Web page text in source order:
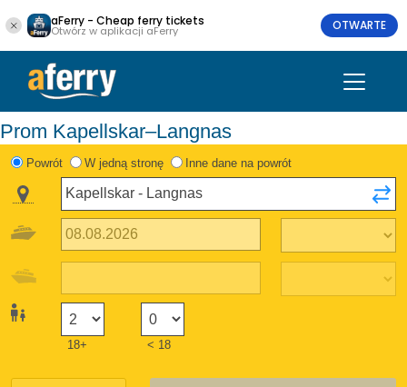
aFerry - Cheap ferry tickets
Otwórz w aplikacji aFerry OTWARTE
Prom Kapellskar–Langnas
Powrót W jedną stronę Inne dane na powrót
18+ < 18